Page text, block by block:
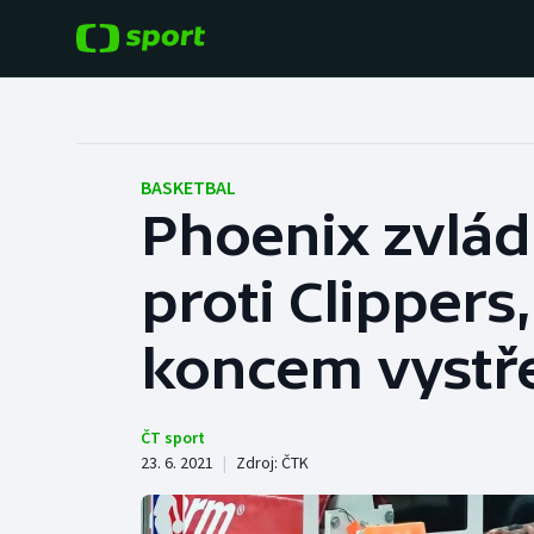
Hokej
Tenis
Atletika
Baseball a softbal
Basketbal
Biatlon
BASKETBAL
Phoenix
proti
koncem
ČT sport
23. 6. 2021 | Zdroj: ČTK